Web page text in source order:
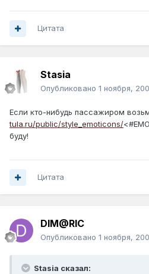
Цитата
Stasia
Опубликовано 1 ноября,
Если кто-нибудь пассажиром
tula.ru/public/style_emoticons/
буду!
Цитата
DIM@RIC
Опубликовано 1 ноября,
Stasia сказал: